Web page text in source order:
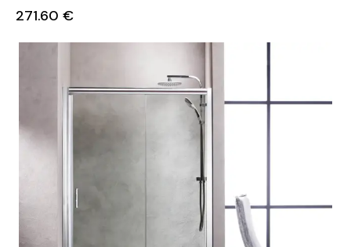
271.60 €